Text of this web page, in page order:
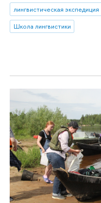
лингвистическая экспедиция
Школа лингвистики